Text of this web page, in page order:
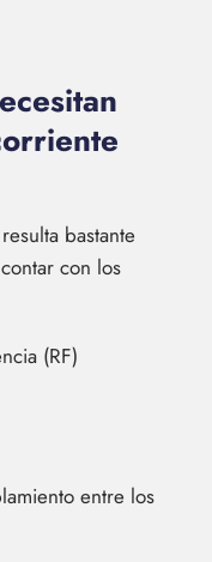
resulta bastante
con los
(RF)
entre los